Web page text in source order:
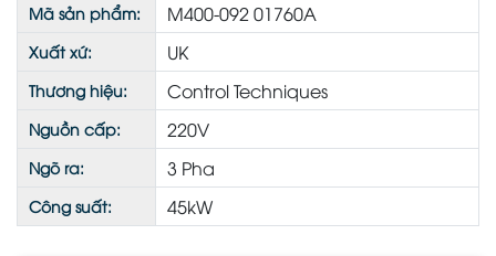
Mã sản phẩm: M400-092 01760A
Xuất xứ: UK
Thương hiệu: Control Techniques
Nguồn cấp: 220V
Ngõ ra: 3 Pha
Công suất: 45kW